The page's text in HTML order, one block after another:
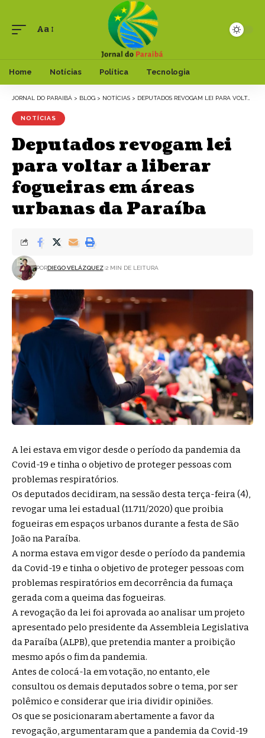
Aa
Home Notícias Política Tecnologia
JORNAL DO PARAIBÁ > BLOG > NOTÍCIAS > DEPUTADOS REVOGAM LEI PARA VOLTAR A LIBERAR FOGUEIRAS EM ÁREAS URBANAS DA PARAÍBA
NOTÍCIAS
Deputados revogam lei
para voltar a liberar
fogueiras em áreas
urbanas da Paraíba
PORDIEGO VELÁZQUEZ 2 MIN DE LEITURA
A lei estava em vigor desde o período da pandemia da
Covid-19 e tinha o objetivo de proteger pessoas com
problemas respiratórios.
Os deputados decidiram, na sessão desta terça-feira (4),
revogar uma lei estadual (11.711/2020) que proibia
fogueiras em espaços urbanos durante a festa de São
João na Paraíba.
A norma estava em vigor desde o período da pandemia
da Covid-19 e tinha o objetivo de proteger pessoas com
problemas respiratórios em decorrência da fumaça
gerada com a queima das fogueiras.
A revogação da lei foi aprovada ao analisar um projeto
apresentado pelo presidente da Assembleia Legislativa
da Paraíba (ALPB), que pretendia manter a proibição
mesmo após o fim da pandemia.
Antes de colocá-la em votação, no entanto, ele
consultou os demais deputados sobre o tema, por ser
polêmico e considerar que iria dividir opiniões.
Os que se posicionaram abertamente a favor da
revogação, argumentaram que a pandemia da Covid-19